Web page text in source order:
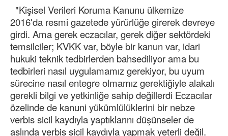
"Kişisel Verileri Koruma Kanunu ülkemize
2016'da resmi gazetede yürürlüğe girerek devreye
girdi. Ama gerek eczacılar, gerek diğer sektördeki
temsilciler; KVKK var, böyle bir kanun var, idari
hukuki teknik tedbirlerden bahsediliyor ama bu
tedbirleri nasıl uygulamamız gerekiyor, bu uyum
sürecine nasıl entegre olmamız gerektiğiyle alakalı
gerekli bilgi ve yetkinliğe sahip değillerdi Eczacılar
özelinde de kanuni yükümlülüklerini bir nebze
verbis sicil kaydıyla yaptıklarını düşünseler de
aslında verbis sicil kaydıyla yapmak yeterli değil.